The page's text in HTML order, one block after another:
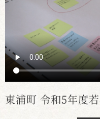
東浦町 令和5年度